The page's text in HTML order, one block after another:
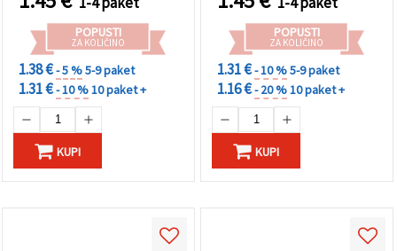
POPUSTI
ZA KOLIČINO
1.38 €- 5 %5-9 paket
1.31 €- 10 %10 paket +
KUPI
POPUSTI
ZA KOLIČINO
1.31 €- 10 %5-9 paket
1.16 €- 20 %10 paket +
KUPI